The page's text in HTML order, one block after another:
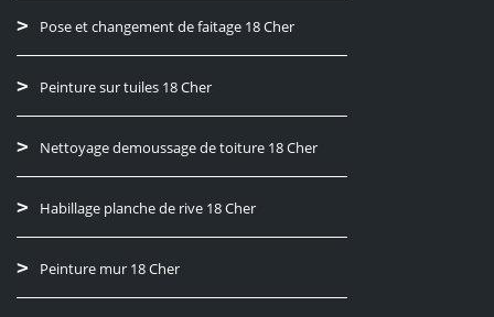
Pose et changement de faitage 18 Cher
Peinture sur tuiles 18 Cher
Nettoyage demoussage de toiture 18 Cher
Habillage planche de rive 18 Cher
Peinture mur 18 Cher